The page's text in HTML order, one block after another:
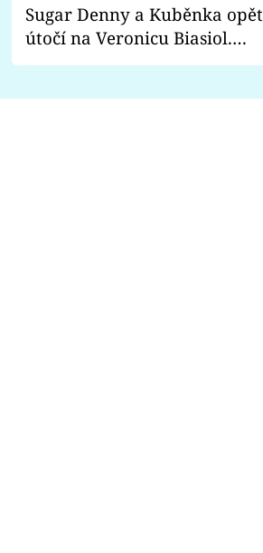
Sugar Denny a Kuběnka opět
útočí na Veronicu Biasiol.
Proč je podle nich falešná a